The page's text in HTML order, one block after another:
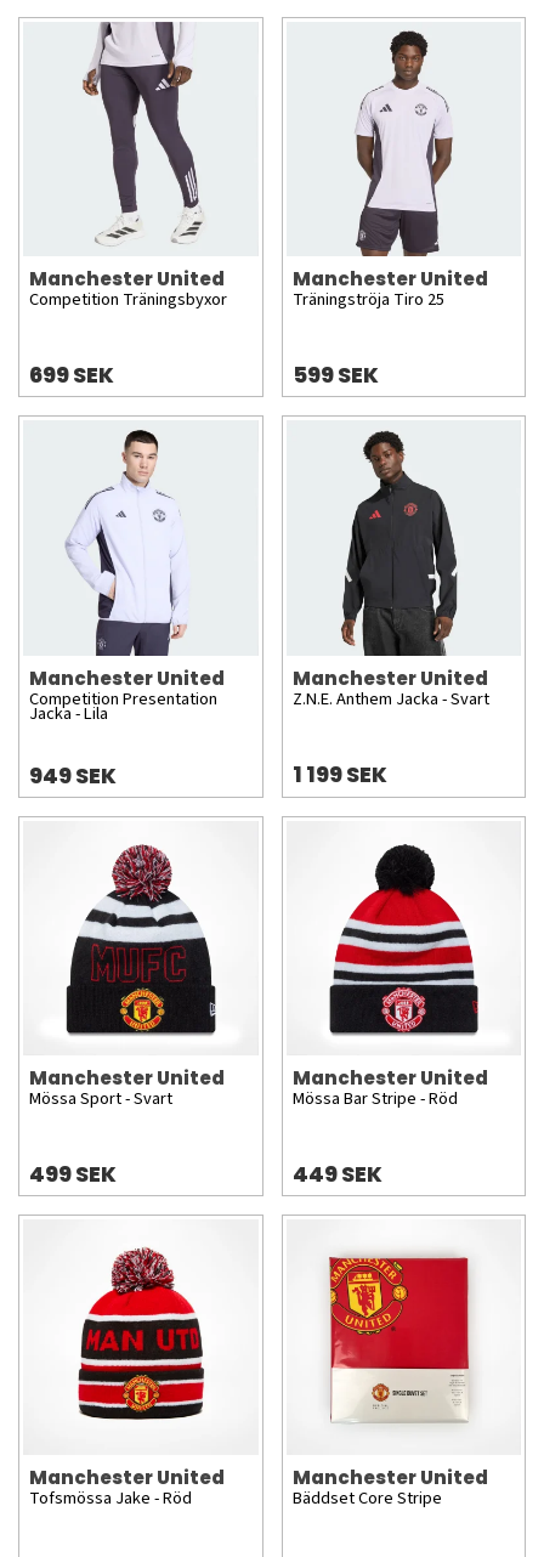
Manchester United
Competition Träningsbyxor
699 SEK
Manchester United
Träningströja Tiro 25
599 SEK
Manchester United
Competition Presentation
Jacka - Lila
949 SEK
Manchester United
Z.N.E. Anthem Jacka - Svart
1 199 SEK
Manchester United
Mössa Sport - Svart
499 SEK
Manchester United
Mössa Bar Stripe - Röd
449 SEK
Manchester United
Tofsmössa Jake - Röd
Manchester United
Bäddset Core Stripe